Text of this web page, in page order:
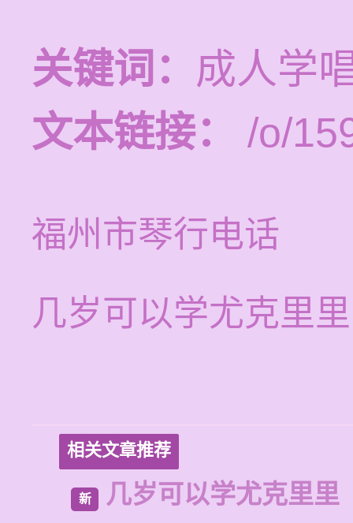
关键词： 成人学
文本链接：
/o/
福州市琴行电话
几岁可以学尤克里里
相关文章推荐
新 几岁可以学尤克里里